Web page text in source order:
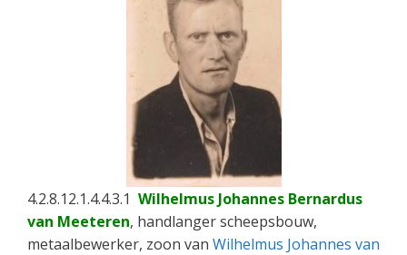
4.2.8.12.1.4.4.3.1 Wilhelmus Johannes Bernardus
van Meeteren, handlanger scheepsbouw,
metaalbewerker, zoon van Wilhelmus Johannes van